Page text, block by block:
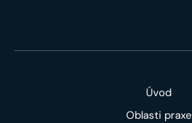
Úvod
Oblasti praxe